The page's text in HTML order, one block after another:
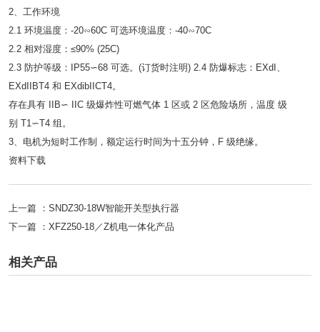
2、工作环境
2.1 环境温度：-20∽60C 可选环境温度：-40∽70C
2.2 相对湿度：≤90% (25C)
2.3 防护等级：IP55∽68 可选。(订货时注明) 2.4 防爆标志：EXdI、
EXdIIBT4 和 EXdibIICT4。
存在具有 IIB∽ IIC 级爆炸性可燃气体 1 区或 2 区危险场所，温度 级
别 T1∽T4 组。
3、电机为短时工作制，额定运行时间为十五分钟，F 级绝缘。
资料下载
上一篇 ： SNDZ30-18W智能开关型执行器
下一篇 ： XFZ250-18／Z机电一体化产品
相关产品